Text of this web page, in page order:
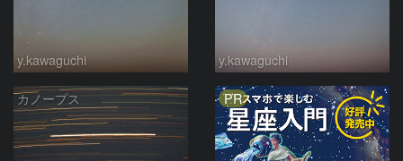
y.kawaguchi y.kawaguchi
カノープス PR